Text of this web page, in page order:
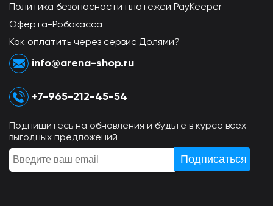
Политика безопасности платежей PayKeeper
Оферта-Робокасса
Как оплатить через сервис Долями?
info@arena-shop.ru
+7-965-212-45-54
Подпишитесь на обновления и будьте в курсе всех
выгодных предложений